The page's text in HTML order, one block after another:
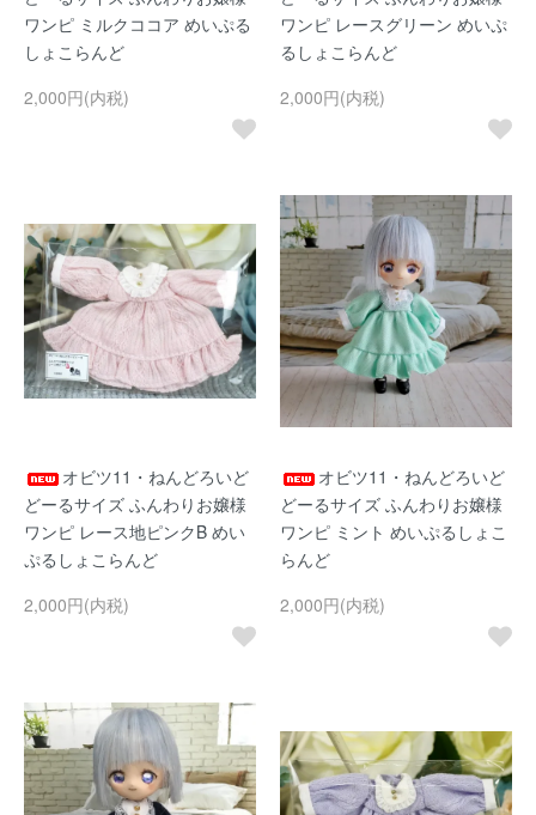
ワンピ ミルクココア めいぷる
しょこらんど
2,000円(内税)
ワンピ レースグリーン めいぷ
るしょこらんど
2,000円(内税)
オビツ11・ねんどろいど
どーるサイズ ふんわりお嬢様
ワンピ レース地ピンクB めい
ぷるしょこらんど
2,000円(内税)
オビツ11・ねんどろいど
どーるサイズ ふんわりお嬢様
ワンピ ミント めいぷるしょこ
らんど
2,000円(内税)